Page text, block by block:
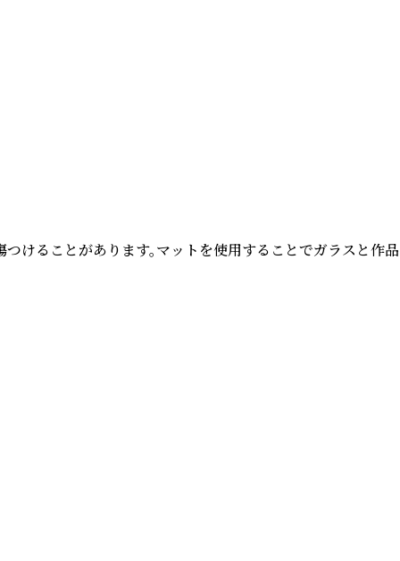
ることがあります。マットを使用することでガラスと